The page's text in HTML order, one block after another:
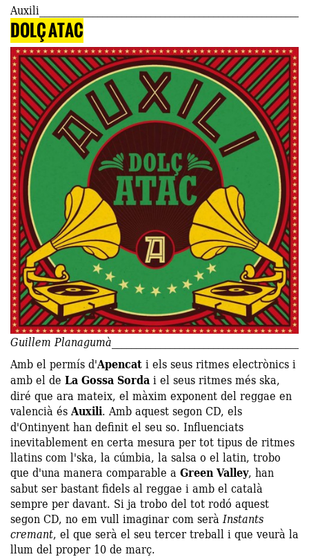
Auxili
DOLÇ ATAC
Guillem Planagumà
Amb el permís d'Apencati els seus ritmes electrònics i
amb el de La Gossa Sordai el seus ritmes més ska,
diré que ara mateix, el màxim exponent del reggae en
valencià ésAuxili. Amb aquest segon CD, els
d'Ontinyent han definit el seu so. Influenciats
inevitablement en certa mesura per tot tipus de ritmes
llatins com l'ska, la cúmbia, la salsa o el latin, trobo
que d'una manera comparable aGreen Valley, han
sabut ser bastant fidels al reggae i amb el català
sempre per davant. Si ja trobo del tot rodó aquest
segon CD, no em vull imaginar com seràInstants
cremant, el que serà el seu tercer treball i que veurà la
llum del proper 10 de març.